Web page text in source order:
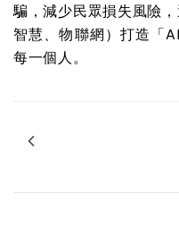
騙，減少民眾損失風險
智慧、物聯網）打造「
每一個人。